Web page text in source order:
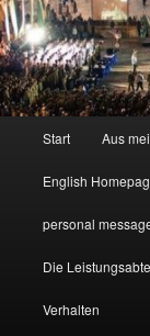
Start Aus
English
personal
Die
Verhalten